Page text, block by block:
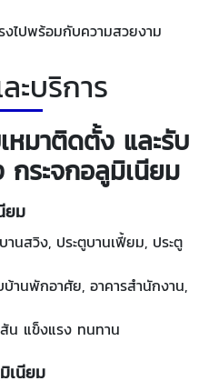
งไปพร้อมกับความสวยงาม
ะบริการ
หมาติดตั้ง และรับ
ระจกอลูมิเนียม
ยม
านสวิง, ประตูบานเฟี้ยม, ประตู
านพักอาศัย, อาคารสำนักงาน,
น แข็งแรง ทนทาน
เนียม